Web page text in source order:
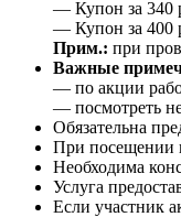
— Купон за 340
— Купон за 400
Прим.: при
Важные
— по акции
— посмотреть
Обязательна
При посещении
Необходима
Услуга
Если участник